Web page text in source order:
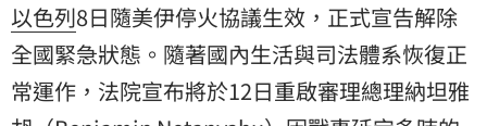
以色列8日隨美伊停火協議生效，正式宣告解除
全國緊急狀態。隨著國內生活與司法體系恢復正
常運作，法院宣布將於12日重啟審理總理納坦雅